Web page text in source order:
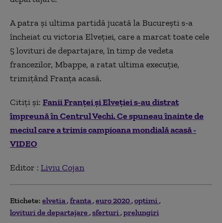
A patra și ultima partidă jucată la București s-a
încheiat cu victoria Elveției, care a marcat toate cele
5 lovituri de departajare, în timp de vedeta
francezilor, Mbappe, a ratat ultima execuție,
trimițând Franța acasă.
Citiți și: Fanii Franței și Elveției s-au distrat
împreună în Centrul Vechi. Ce spuneau înainte de
meciul care a trimis campioana mondială acasă -
VIDEO
Editor : Liviu Cojan
Etichete: elvetia franta euro 2020 optimi
lovituri de departajare sferturi prelungiri